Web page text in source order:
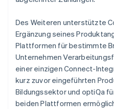
Des Weiteren unterstützte
Ergänzung seines
Plattformen für bestimmte
Unternehmen
einer einzigen Connect-
kurz zuvor eingeführten
Bildungssektor und optiQa
beiden Plattformen